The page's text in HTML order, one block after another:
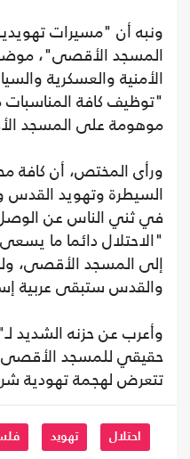
ونبه أن "مسيرات
المسجد الأقصى"، موضحا
الأمنية والعسكرية
"توظيف كافة
موهومة على المسجد
ورأى المختص، أن كافة
السيطرة وتهويد القدس
في ثني الناس عن الوصل
"الاحتلال دائما ما
إلى المسجد الأقصى،
والقدس ستبقى عربية
وأعرب عن حزنه الشديد
حقيقي للمسجد الأقصى
تتعرض لهجمة تهودية
احتلال تهويد